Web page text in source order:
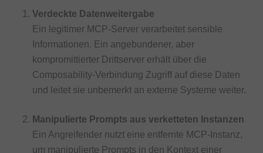
Verdeckte Datenweitergabe
Ein legitimer MCP-Server verarbeitet sensible
Informationen. Ein angebundener, aber
kompromittierter Drittserver erhält über die
Composability-Verbindung Zugriff auf diese Daten
und leitet sie unbemerkt an externe Systeme weiter.
Manipulierte Prompts aus verketteten Instanzen
Ein Angreifender nutzt eine entfernte MCP-Instanz,
um manipulierte Prompts in den Kontext einer